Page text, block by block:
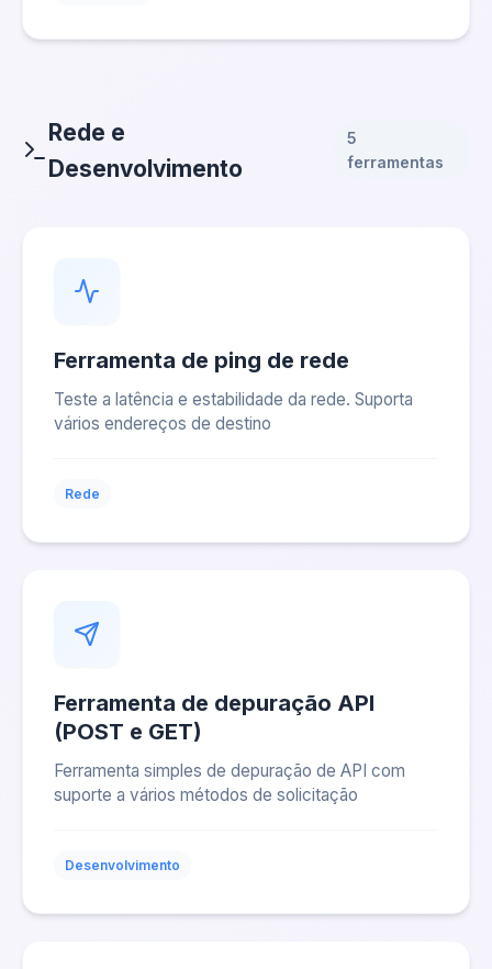
Rede e
Desenvolvimento
5
ferramentas
Ferramenta de ping de rede
Teste a latência e estabilidade da rede. Suporta
vários endereços de destino
Rede
Ferramenta de depuração API
(POST e GET)
Ferramenta simples de depuração de API com
suporte a vários métodos de solicitação
Desenvolvimento